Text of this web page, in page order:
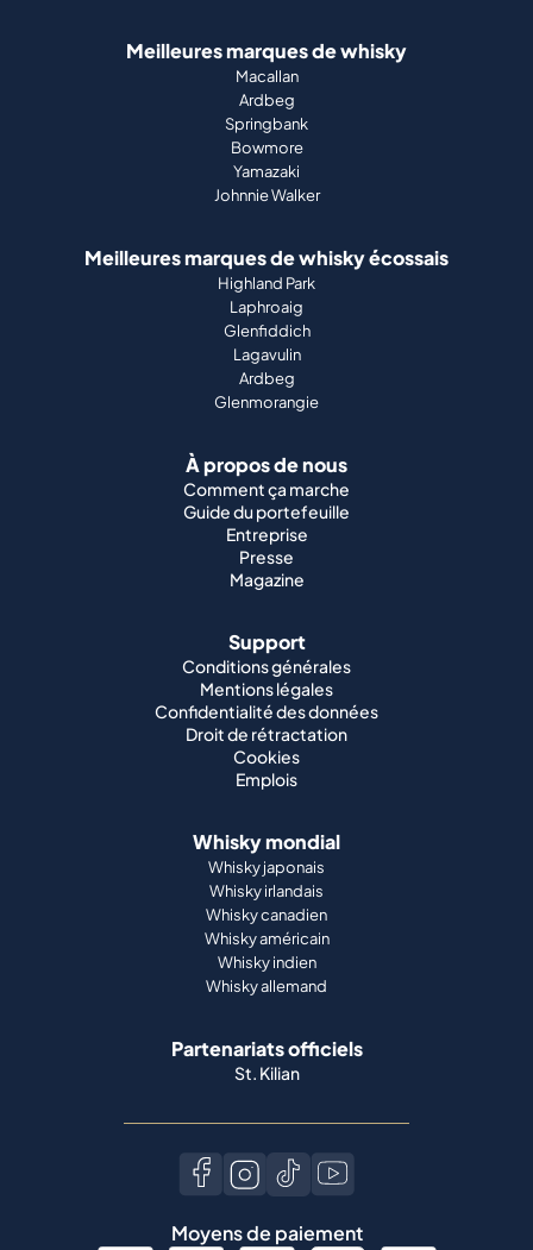
Meilleures marques de whisky
Macallan
Ardbeg
Springbank
Bowmore
Yamazaki
Johnnie Walker
Meilleures marques de whisky écossais
Highland Park
Laphroaig
Glenfiddich
Lagavulin
Ardbeg
Glenmorangie
À propos de nous
Comment ça marche
Guide du portefeuille
Entreprise
Presse
Magazine
Support
Conditions générales
Mentions légales
Confidentialité des données
Droit de rétractation
Cookies
Emplois
Whisky mondial
Whisky japonais
Whisky irlandais
Whisky canadien
Whisky américain
Whisky indien
Whisky allemand
Partenariats officiels
St. Kilian
Moyens de paiement